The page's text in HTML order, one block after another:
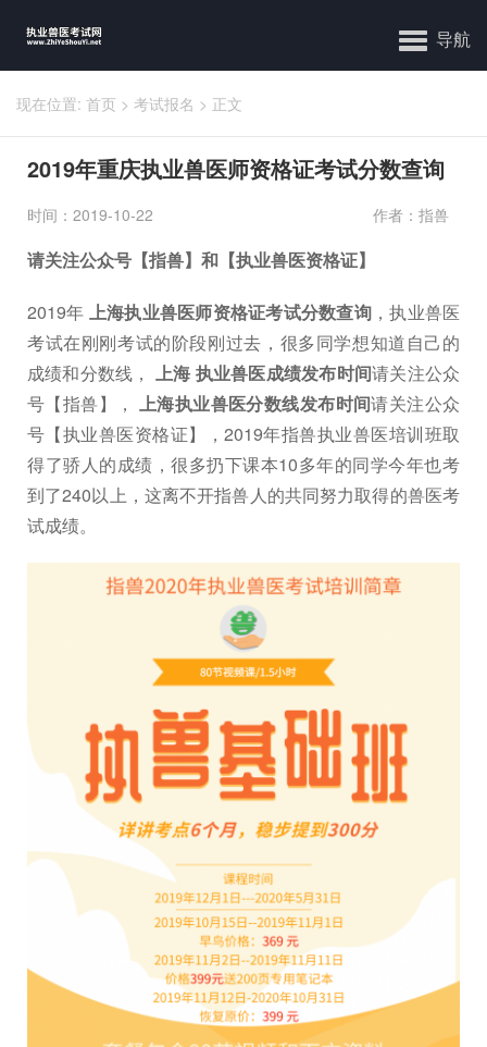
导航
现在位置: 首页 > 考试报名 > 正文
2019年重庆执业兽医师资格证考试分数查询
时间：2019-10-22 作者：指兽
请关注公众号【指兽】和【执业兽医资格证】
2019年 上海执业兽医师资格证考试分数查询，执业兽医
考试在刚刚考试的阶段刚过去，很多同学想知道自己的
成绩和分数线， 上海 执业兽医成绩发布时间请关注公众
号【指兽】， 上海执业兽医分数线发布时间请关注公众
号【执业兽医资格证】，2019年指兽执业兽医培训班取
得了骄人的成绩，很多扔下课本10多年的同学今年也考
到了240以上，这离不开指兽人的共同努力取得的兽医考
试成绩。